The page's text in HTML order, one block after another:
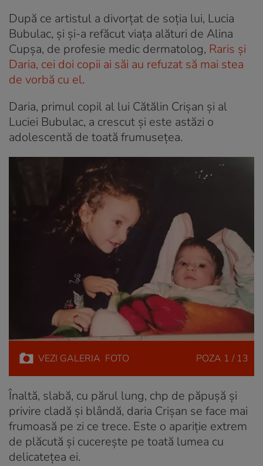
După ce artistul a divorţat de soţia lui, Lucia
Bubulac, şi şi-a refăcut viaţa alături de Alina
Cupşa, de profesie medic dermatolog, Raris şi
Daria, cei doi copii ai săi au refuzat să mai stea
de vorbă cu el.
Daria, primul copil al lui Cătălin Crișan și al
Luciei Bubulac, a crescut și este astăzi o
adolescentă de toată frumusețea.
VEZI GALERIA FOTO POZA 1 / 13
Înaltă, slabă, cu părul lung, chp de păpușă și
privire cladă și blândă, daria Crișan se face mai
frumoasă pe zi ce trece. Este o apariție extrem
de plăcută și cucerește pe toată lumea cu
delicatețea ei.